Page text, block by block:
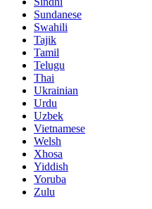
Sundanese
Swahili
Tajik
Tamil
Telugu
Thai
Ukrainian
Urdu
Uzbek
Vietnamese
Welsh
Xhosa
Yiddish
Yoruba
Zulu